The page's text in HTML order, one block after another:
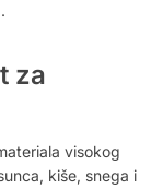
za
visokog
kiše, snega i